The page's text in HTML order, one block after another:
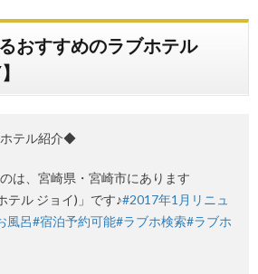
おすすめのラブホテル
テル紹介◆
は、宮崎県・宮崎市にあります
テル ジョイ)」です♪#2017年1月リニュ
風呂#宿泊予約可能#ラブホ検索#ラブホ